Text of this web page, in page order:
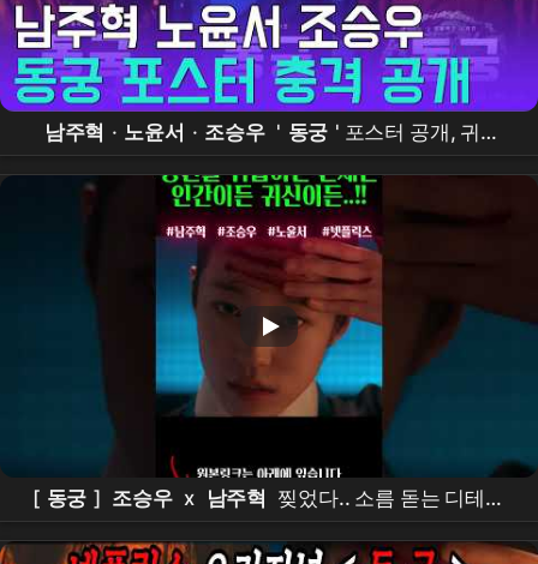
남주혁 · 노윤서 · 조승우 ' 동궁 ' 포스터 공개, 귀신
보는 능력자와 가면 쓴 왕의 정체는?
[ 동궁 ] 조승우 x 남주혁 찢었다.. 소름 돋는 디테일
ㄷㄷ 넷플릭스 신작 [ 동궁 ] 티저 정밀 분석!이건 재미
있는 건 다 있는데??? #the east palace # netflix